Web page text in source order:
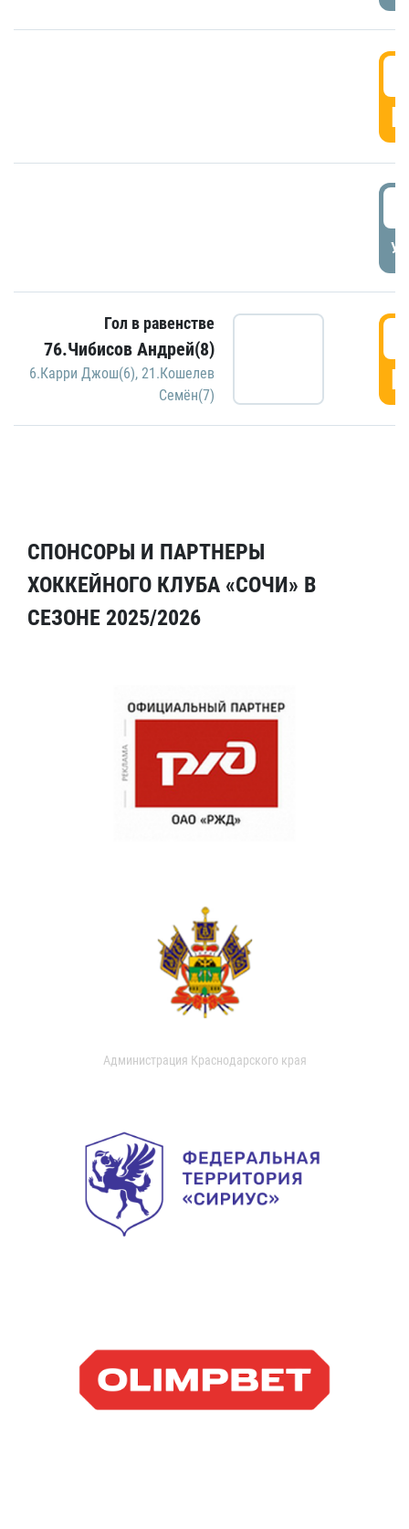
Гол в равенстве
76.Чибисов Андрей(8)
6.Карри Джош(6), 21.Кошелев
Семён(7)
СПОНСОРЫ И ПАРТНЕРЫ
ХОККЕЙНОГО КЛУБА «СОЧИ» В
СЕЗОНЕ 2025/2026
Администрация Краснодарского края